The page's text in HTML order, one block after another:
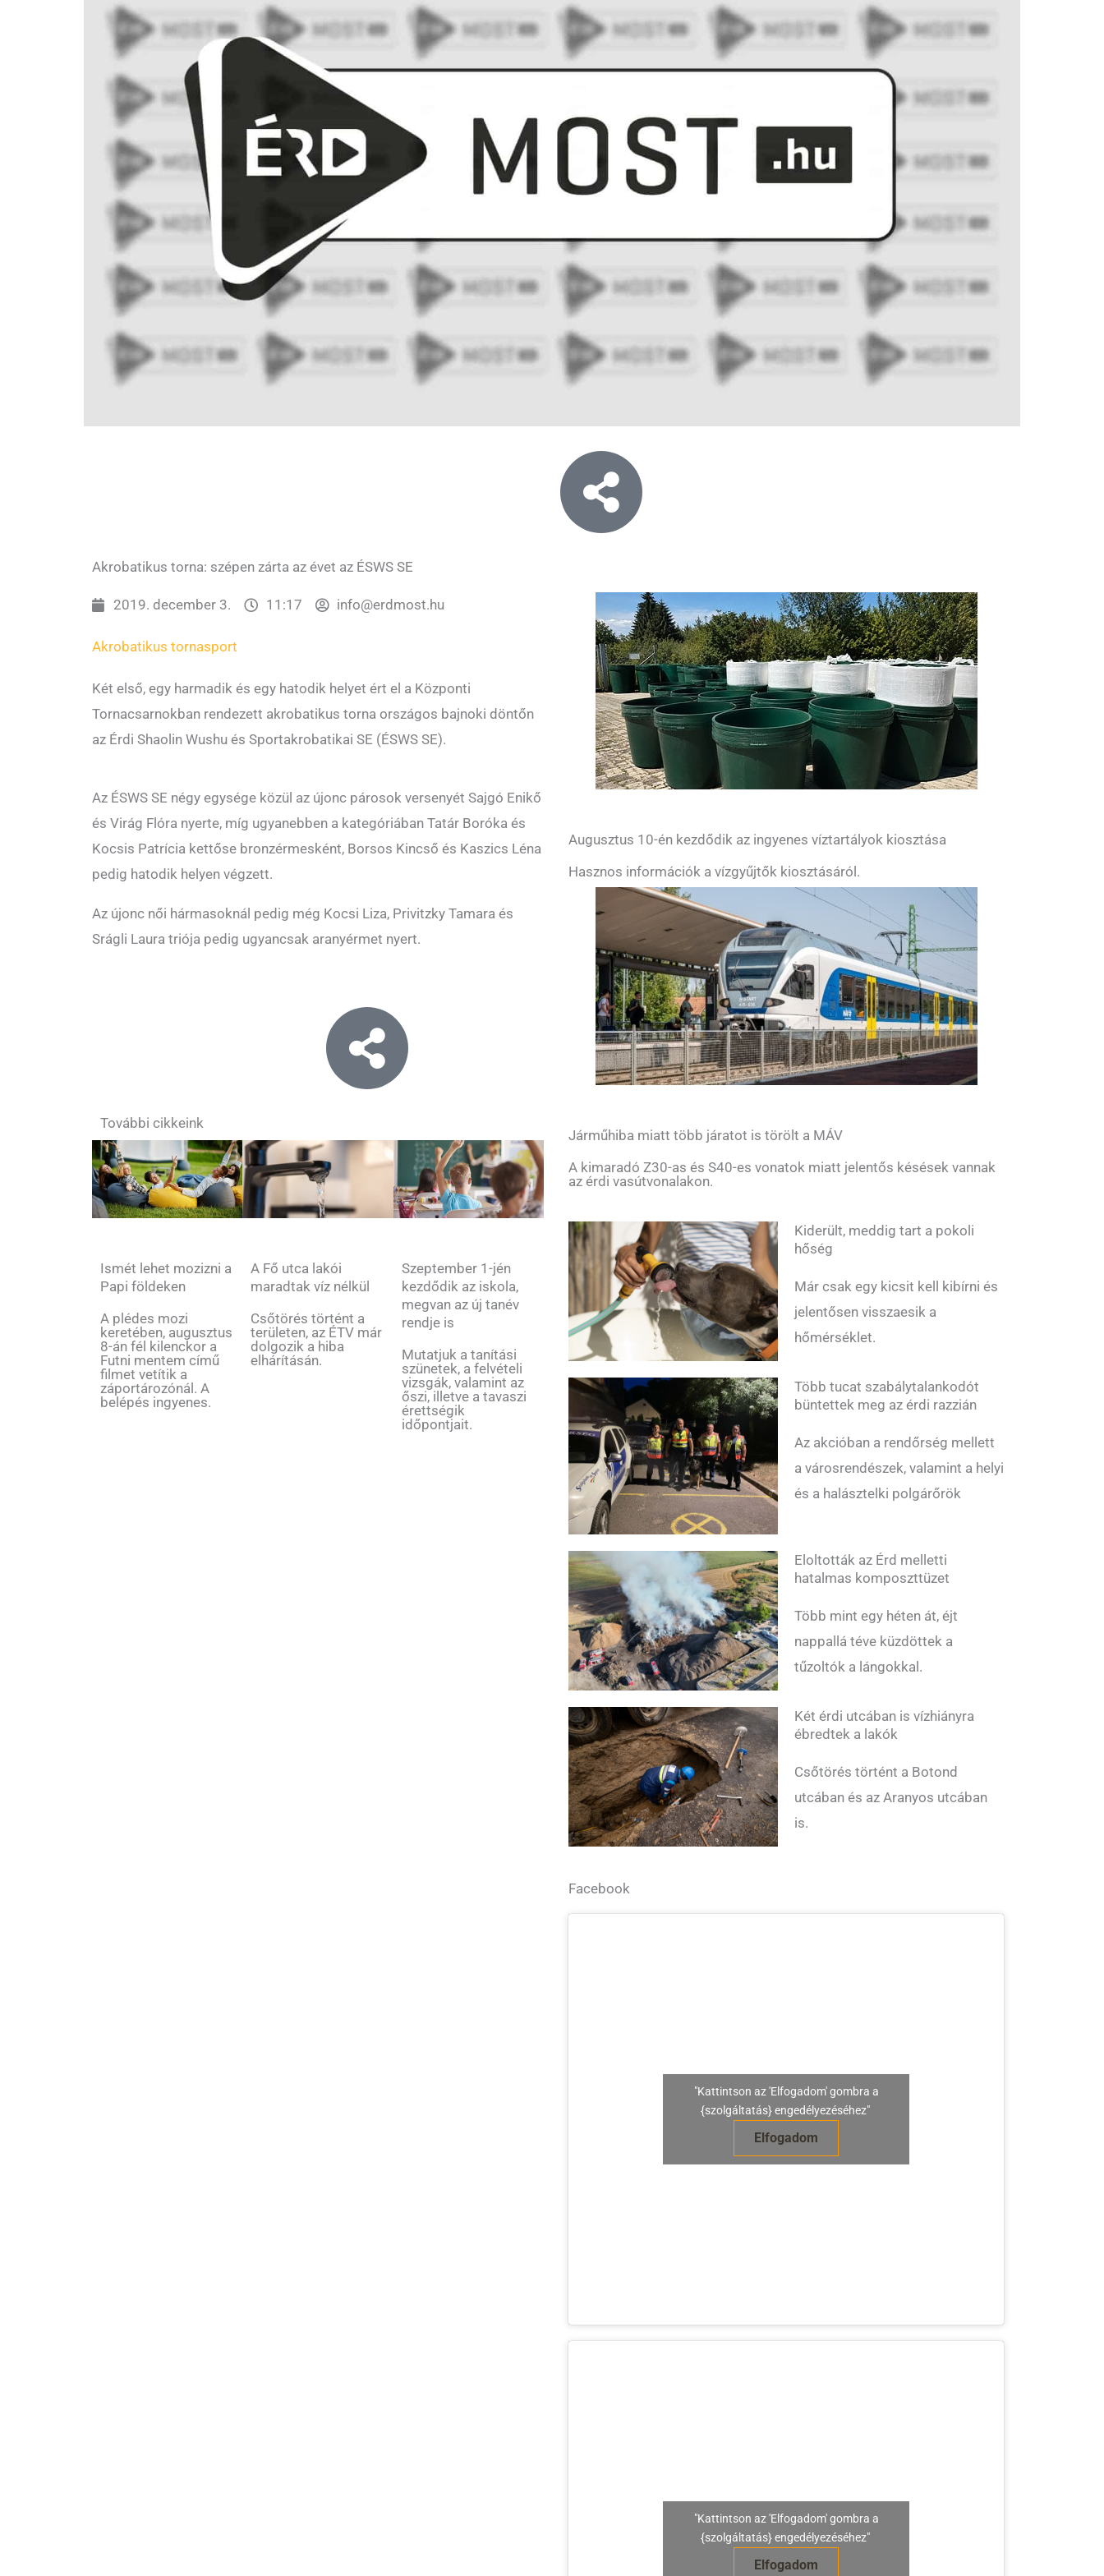
Akrobatikus torna: szépen zárta az évet az ÉSWS SE
2019. december 3. 11:17 info@erdmost.hu
Akrobatikus tornasport
Két első, egy harmadik és egy hatodik helyet ért el a Központi
Tornacsarnokban rendezett akrobatikus torna országos bajnoki döntőn
az Érdi Shaolin Wushu és Sportakrobatikai SE (ÉSWS SE).
Az ÉSWS SE négy egysége közül az újonc párosok versenyét Sajgó Enikő
és Virág Flóra nyerte, míg ugyanebben a kategóriában Tatár Boróka és
Kocsis Patrícia kettőse bronzérmesként, Borsos Kincső és Kaszics Léna
pedig hatodik helyen végzett.
Az újonc női hármasoknál pedig még Kocsi Liza, Privitzky Tamara és
Srágli Laura triója pedig ugyancsak aranyérmet nyert.
További cikkeink
Ismét lehet mozizni a
Papi földeken
A plédes mozi
keretében, augusztus
8-án fél kilenckor a
Futni mentem című
filmet vetítik a
záportározónál. A
belépés ingyenes.
A Fő utca lakói
maradtak víz nélkül
Csőtörés történt a
területen, az ÉTV már
dolgozik a hiba
elhárításán.
Szeptember 1-jén
kezdődik az iskola,
megvan az új tanév
rendje is
Mutatjuk a tanítási
szünetek, a felvételi
vizsgák, valamint az
őszi, illetve a tavaszi
érettségik
időpontjait.
Augusztus 10-én kezdődik az ingyenes víztartályok kiosztása
Hasznos információk a vízgyűjtők kiosztásáról.
Járműhiba miatt több járatot is törölt a MÁV
A kimaradó Z30-as és S40-es vonatok miatt jelentős késések vannak
az érdi vasútvonalakon.
Kiderült, meddig tart a pokoli
hőség
Már csak egy kicsit kell kibírni és
jelentősen visszaesik a
hőmérséklet.
Több tucat szabálytalankodót
büntettek meg az érdi razzián
Az akcióban a rendőrség mellett
a városrendészek, valamint a helyi
és a halásztelki polgárőrök
Eloltották az Érd melletti
hatalmas komposzttüzet
Több mint egy héten át, éjt
nappallá téve küzdöttek a
tűzoltók a lángokkal.
Két érdi utcában is vízhiányra
ébredtek a lakók
Csőtörés történt a Botond
utcában és az Aranyos utcában
is.
Facebook
"Kattintson az 'Elfogadom' gombra a
{szolgáltatás} engedélyezéséhez"
Elfogadom
"Kattintson az 'Elfogadom' gombra a
{szolgáltatás} engedélyezéséhez"
Elfogadom